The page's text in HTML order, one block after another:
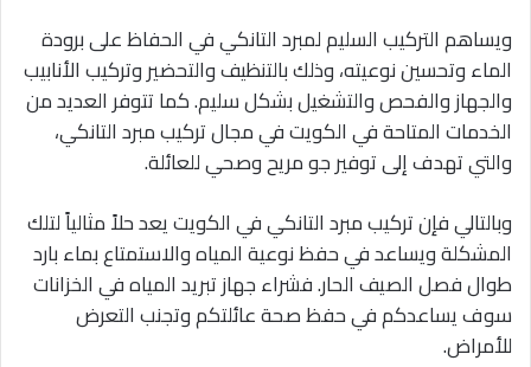
ويساهم التركيب السليم لمبرد التانكي في الحفاظ على برودة
الماء وتحسين نوعيته، وذلك بالتنظيف والتحضير وتركيب الأنابيب
والجهاز والفحص والتشغيل بشكل سليم. كما تتوفر العديد من
الخدمات المتاحة في الكويت في مجال تركيب مبرد التانكي،
والتي تهدف إلى توفير جو مريح وصحي للعائلة.
وبالتالي فإن تركيب مبرد التانكي في الكويت يعد حلاً مثالياً لتلك
المشكلة ويساعد في حفظ نوعية المياه والاستمتاع بماء بارد
طوال فصل الصيف الحار. فشراء جهاز تبريد المياه في الخزانات
سوف يساعدكم في حفظ صحة عائلتكم وتجنب التعرض
للأمراض.